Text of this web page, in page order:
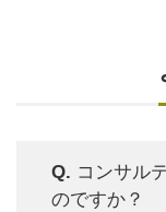
Q. コンサル
のですか？